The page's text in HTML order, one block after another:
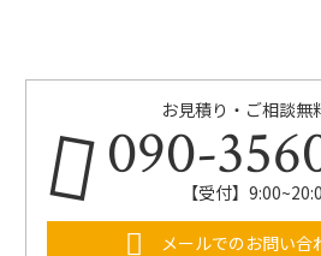
お見積り・ご相談無
090-【受付】
メールでのお問い合